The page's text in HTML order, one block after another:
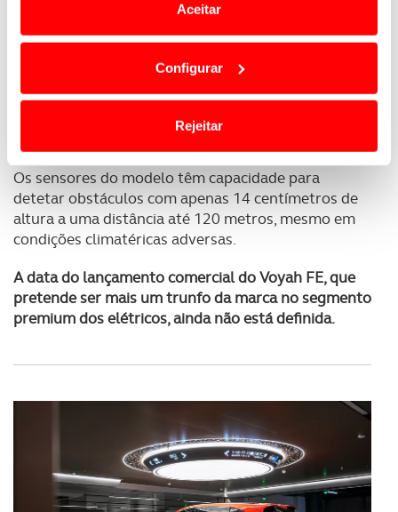
Em alguns casos, a utilização destas tecnologias
termos e a todo o tempo as suas preferências e limitando
o acesso a informações durante a navegação no
personalizar conteúdos e anúncios, para lhe proporcionar
funcionalidades de redes sociais, bem como para
analisar dados de navegação no nosso website.
utilização do nosso site de publicidade e de análise, com
parceiros e organizações na UE e em países terceiros.
Realçamos que o bloqueio de certo tipo de Cookies e
tecnologias similares pode ter impacto na sua
experiência de navegação no Website e nos serviços
Aceitar
Configurar
Rejeitar
Os sensores do modelo têm capacidade para
detetar obstáculos com apenas 14 centímetros de
altura a uma distância até 120 metros, mesmo em
condições climatéricas adversas.
A data do lançamento comercial do Voyah FE, que
pretende ser mais um trunfo da marca no segmento
premium dos elétricos, ainda não está definida.